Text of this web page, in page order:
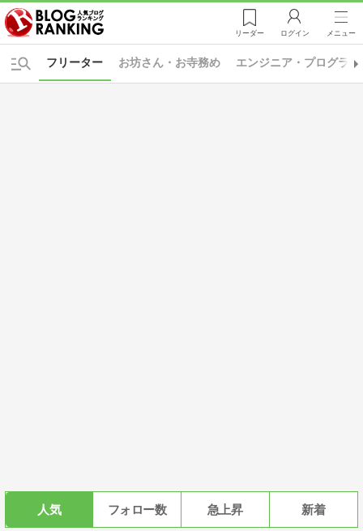
リーダー ログイン メニュー
お坊さん・お寺務め エンジニア・プログラマ
フリーター
人気 フォロー数 急上昇 新着